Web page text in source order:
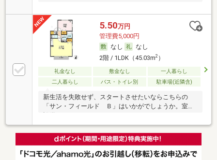
5.50万円
管理費5,000円
なし
なし
2階 / 1LDK（45.03m2）
礼金なし 敷金なし
一人暮らし
二人暮らし
バス・トイレ別 駐車場(近隣含)
新生活を失敗せず、スタートさせたいならこちらの
「サン・フィールド Ｂ」はいかがでしょうか。室内